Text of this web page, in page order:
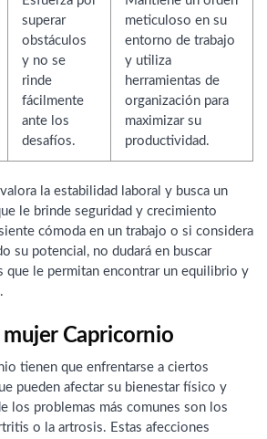
superar
obstáculos
y no se
rinde
fácilmente
ante los
desafíos.
meticuloso en su
entorno de trabajo
y utiliza
herramientas de
organización para
maximizar su
productividad.
la estabilidad laboral y busca un
le brinde seguridad y crecimiento
cómoda en un trabajo o si considera
su potencial, no dudará en buscar
que le permitan encontrar un equilibrio y
mujer Capricornio
tienen que enfrentarse a ciertos
pueden afectar su bienestar físico y
los problemas más comunes son los
o la artrosis. Estas afecciones